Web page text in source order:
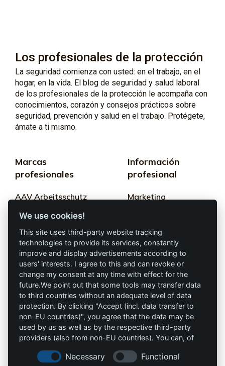
Los profesionales de la protección
La seguridad comienza con usted: en el trabajo, en el
hogar, en la vida. El blog de seguridad y salud laboral
de los profesionales de la protección le acompaña con
conocimientos, corazón y consejos prácticos sobre
seguridad, prevención y salud en el trabajo. Protégete,
ámate a ti mismo.
Marcas
profesionales
AAV Arbeitsschutz
Allprotec® Solo
trabaja seguro
Omniprotect –
Tienda Online
Información
profesional
Marketing
condiciones
Privacidad
Impresión
Contacto
info@die-schutzprofis.de
+49 (511) 679997-97
We use cookies!
This site uses third-party website tracking
technologies to provide its services, constantly
improve and display advertisements according to
users' interests. I agree to this and can revoke or
change my consent at any time with effect for the
future.We point out that some tools may transfer data
to third countries without an adequate level of data
protection. By clicking "Accept (incl. data transfer to
non-EU countries)", you agree that the data may be
used by us as well as by the respective third-party
providers (also from non-EU countries). You can, of
Necessary Functional